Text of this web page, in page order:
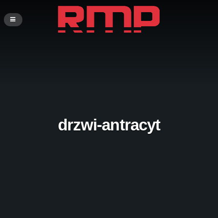
drzwi-antracyt